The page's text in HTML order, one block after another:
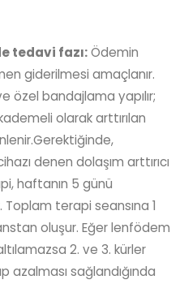
tedavi fazı:Ödemin
giderilmesi amaçlanır.
özel bandajlama yapılır;
olarak arttırılan
denen dolaşım arttırıcı
haftanın 5 günü
terapi seansına 1
oluşur. Eğer lenfödem
2. ve 3. kürler
azalması sağlandığında